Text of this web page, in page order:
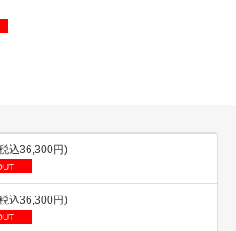
込36,300円)
込36,300円)